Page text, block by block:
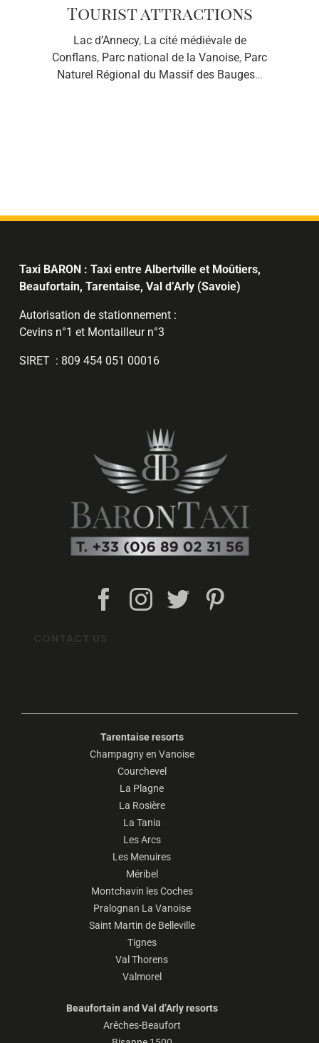
Tourist attractions
Lac d’Annecy, La cité médiévale de
Conflans, Parc national de la Vanoise, Parc
Naturel Régional du Massif des Bauges…
Taxi BARON : Taxi entre Albertville et Moûtiers,
Beaufortain, Tarentaise, Val d’Arly (Savoie)
Autorisation de stationnement :
Cevins n°1 et Montailleur n°3
SIRET : 809 454 051 00016
CONTACT US
Tarentaise resorts
Champagny en Vanoise
Courchevel
La Plagne
La Rosière
La Tania
Les Arcs
Les Menuires
Méribel
Montchavin les Coches
Pralognan La Vanoise
Saint Martin de Belleville
Tignes
Val Thorens
Valmorel
Beaufortain and Val d’Arly resorts
Arêches-Beaufort